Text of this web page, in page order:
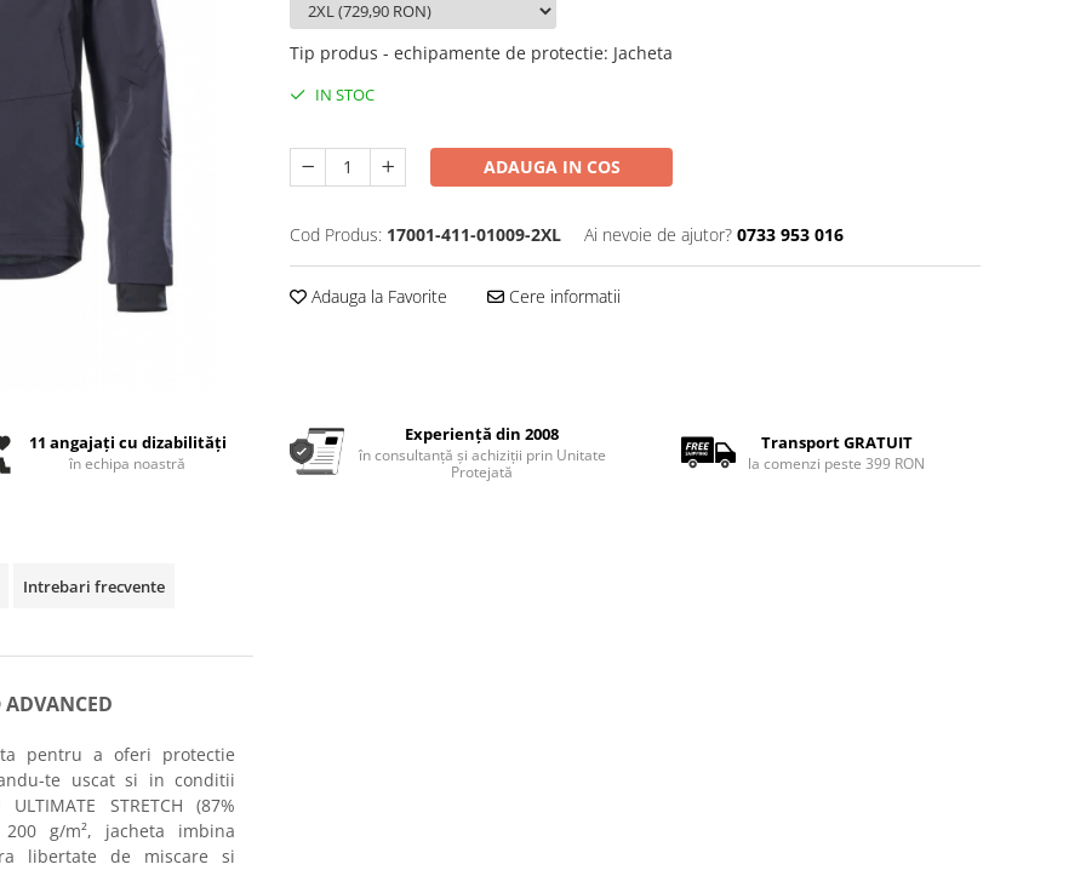
Tip produs - echipamente de protectie: Jacheta
IN STOC
ADAUGA IN COS
Cod Produs: 17001-411-01009-2XL Ai nevoie de ajutor? 0733 953 016
Adauga la Favorite Cere informatii
11 angajați cu dizabilități
în echipa noastră
Experiență din 2008
în consultanță și achiziții prin Unitate
Protejată
Transport GRATUIT
la comenzi peste 399 RON
Intrebari frecvente
pentru a oferi protectie
te uscat si in conditii
STRETCH (87%
g/m², jacheta imbina
libertate de miscare si